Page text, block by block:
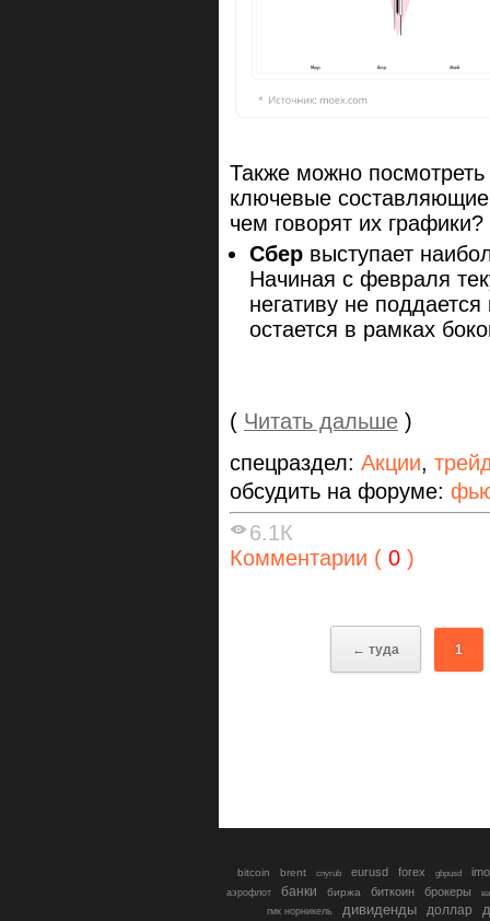
Также можно
ключевые
чем говорят их графики?
Сбер выступает
Начиная с февраля
негативу не
остается в рамках
( Читать дальше )
спецраздел: Акции,
обсудить на форуме:
6.1К
Комментарии ( 0 )
← туда 1
bitcoin brent cnyrub eurusd forex gbpusd
аэрофлот банки биржа биткоин брокеры
гмк норникель
дивиденды доллар